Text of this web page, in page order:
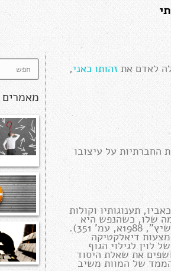
לאדם את זהותו כאני,
החברתיות על עיצובו
תענוגותיו וקולות
שלו, כשהנפש היא
משנית ומושא ללעג: "מה כבר אפשר להשליך לנפש מלבד עופות וחזירים ואבטיחים?" ("שיץ", 1988א, עמ' 351).
דיאלקטיקה
לגילוי הגוף
את שאלת היסוד
נוכח המוות? (כספי, 2005, עמ' 115). כיצד מהממד של המוות משיב
מאמרים